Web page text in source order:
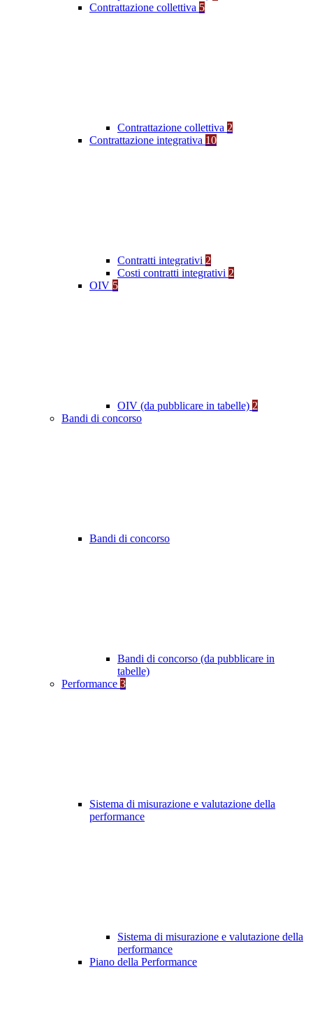
Contrattazione collettiva 5
Contrattazione collettiva 2
Contrattazione integrativa 10
Contratti integrativi 2
Costi contratti integrativi 2
OIV 5
OIV (da pubblicare in tabelle) 2
Bandi di concorso
Bandi di concorso
Bandi di concorso (da pubblicare in
tabelle)
Performance 3
Sistema di misurazione e valutazione della
performance
Sistema di misurazione e valutazione della
performance
Piano della Performance